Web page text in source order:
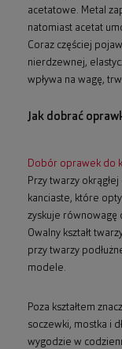
acetatowe. Metal
natomiast acetat
Coraz częściej
nierdzewnej,
wpływa na wagę,
Jak dobrać
Dobór oprawek do
Przy twarzy
kanciaste, które
zyskuje równowagę
Owalny kształt
przy twarzy
modele.
Poza kształtem
soczewki, mostka i
wygodzie w